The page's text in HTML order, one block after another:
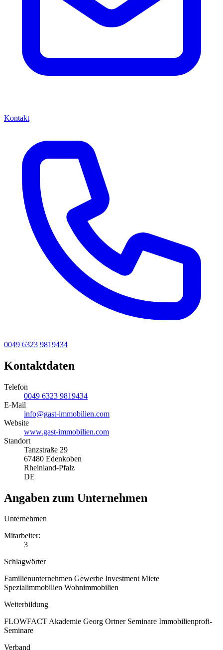
Kontakt
0049 6323 9819434
Kontaktdaten
Telefon
0049 6323 9819434
E-Mail
info@gast-immobilien.com
Website
www.gast-immobilien.com
Standort
Tanzstraße 29
67480 Edenkoben
Rheinland-Pfalz
DE
Angaben zum Unternehmen
Unternehmen
Mitarbeiter:
3
Schlagwörter
Familienunternehmen Gewerbe Investment Miete
Spezialimmobilien Wohnimmobilien
Weiterbildung
FLOWFACT Akademie Georg Ortner Seminare Immobilienprofi-
Seminare
Verband